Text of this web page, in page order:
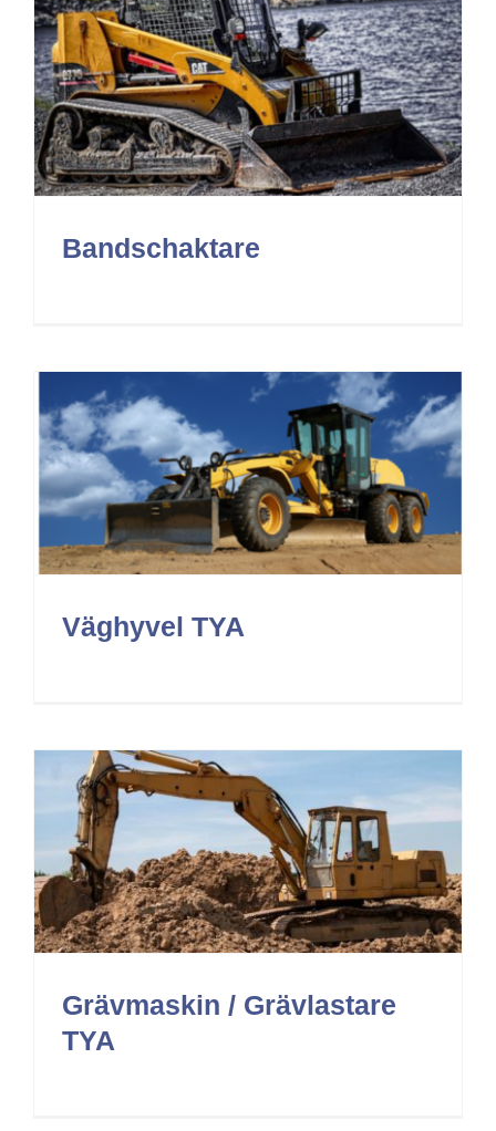
Bandschaktare
Väghyvel TYA
Grävmaskin / Grävlastare
TYA